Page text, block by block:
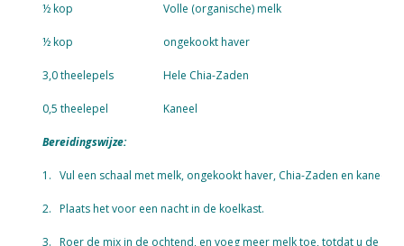
½ kop Volle (organische) melk
½ kop ongekookt haver
3,0 theelepels Hele Chia-Zaden
0,5 theelepel Kaneel
Bereidingswijze:
1. Vul een schaal met melk, ongekookt haver, Chia-Zaden en kaneel
2. Plaats het voor een nacht in de koelkast.
3. Roer de mix in de ochtend, en voeg meer melk toe, totdat u de